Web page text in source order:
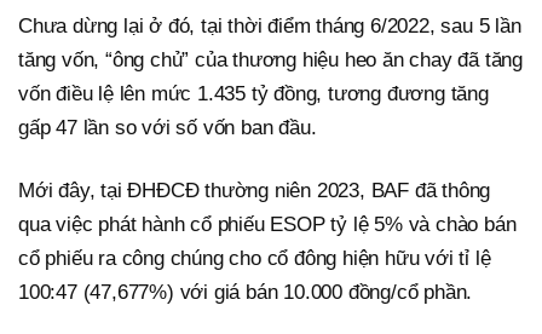
Chưa dừng lại ở đó, tại thời điểm tháng 6/2022, sau 5 lần
tăng vốn, “ông chủ” của thương hiệu heo ăn chay đã tăng
vốn điều lệ lên mức 1.435 tỷ đồng, tương đương tăng
gấp 47 lần so với số vốn ban đầu.
Mới đây, tại ĐHĐCĐ thường niên 2023, BAF đã thông
qua việc phát hành cổ phiếu ESOP tỷ lệ 5% và chào bán
cổ phiếu ra công chúng cho cổ đông hiện hữu với tỉ lệ
100:47 (47,677%) với giá bán 10.000 đồng/cổ phần.